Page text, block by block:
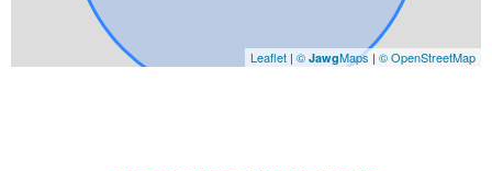
Leaflet | © JawgMaps | © OpenStreetMap